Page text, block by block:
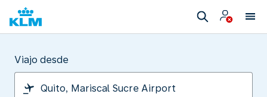
Viajo desde